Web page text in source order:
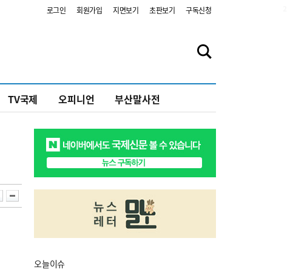
로그인 회원가입 지면보기 초판보기 구독신청
TV국제 오피니언 부산말사전
오늘이슈